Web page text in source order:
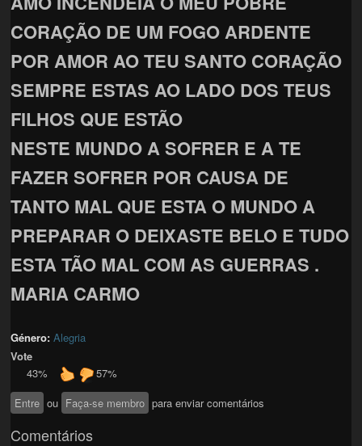
CORAÇÃO DE UM FOGO ARDENTE
POR AMOR AO TEU SANTO CORAÇÃO
SEMPRE ESTAS AO LADO DOS TEUS
FILHOS QUE ESTÃO
NESTE MUNDO A SOFRER E A TE
FAZER SOFRER POR CAUSA DE
TANTO MAL QUE ESTA O MUNDO A
PREPARAR O DEIXASTE BELO E TUDO
ESTA TÃO MAL COM AS GUERRAS .
MARIA CARMO
Género:Alegria
Vote
43%
57%
Entre ou Faça-se membro para enviar comentários
Comentários